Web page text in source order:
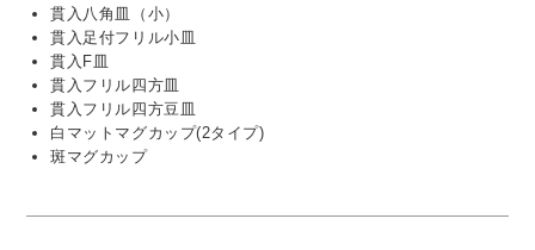
貫入八角皿（小）
貫入足付フリル小皿
貫入F皿
貫入フリル四方皿
貫入フリル四方豆皿
白マットマグカップ(2タイプ)
斑マグカップ